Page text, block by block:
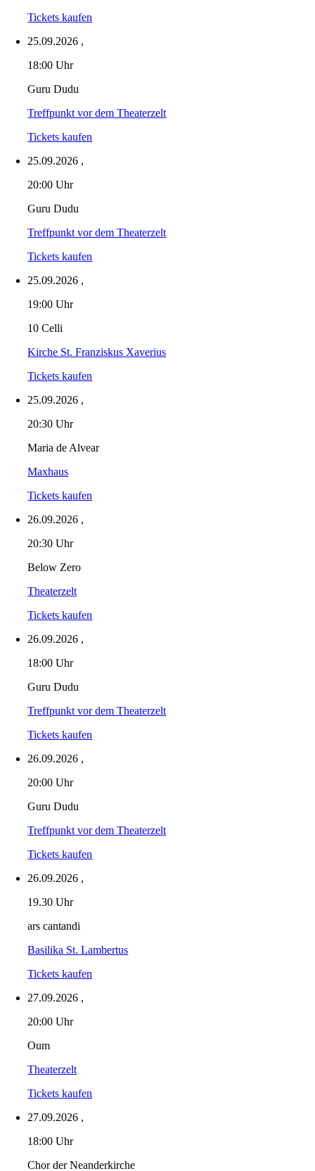
Tickets kaufen
25.09.2026 ,
18:00 Uhr
Guru Dudu
Treffpunkt vor dem Theaterzelt
Tickets kaufen
25.09.2026 ,
20:00 Uhr
Guru Dudu
Treffpunkt vor dem Theaterzelt
Tickets kaufen
25.09.2026 ,
19:00 Uhr
10 Celli
Kirche St. Franziskus Xaverius
Tickets kaufen
25.09.2026 ,
20:30 Uhr
Maria de Alvear
Maxhaus
Tickets kaufen
26.09.2026 ,
20:30 Uhr
Below Zero
Theaterzelt
Tickets kaufen
26.09.2026 ,
18:00 Uhr
Guru Dudu
Treffpunkt vor dem Theaterzelt
Tickets kaufen
26.09.2026 ,
20:00 Uhr
Guru Dudu
Treffpunkt vor dem Theaterzelt
Tickets kaufen
26.09.2026 ,
19.30 Uhr
ars cantandi
Basilika St. Lambertus
Tickets kaufen
27.09.2026 ,
20:00 Uhr
Oum
Theaterzelt
Tickets kaufen
27.09.2026 ,
18:00 Uhr
Chor der Neanderkirche